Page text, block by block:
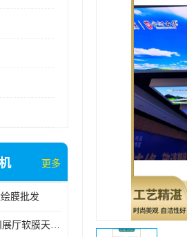
更多
膜批发
B1级防火膜 梅州展厅软膜天花批发